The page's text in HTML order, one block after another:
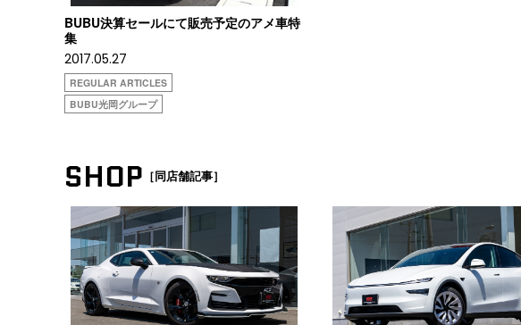
BUBU決算セールにて販売予定のアメ車特
集
2017.05.27
REGULAR ARTICLES
BUBU光岡グループ
SHOP ［同店舗記事］